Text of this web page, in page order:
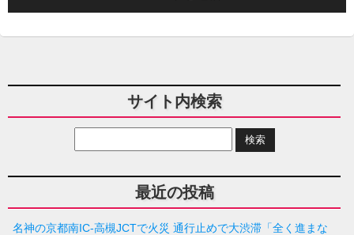
サイト内検索
最近の投稿
名神の京都南IC-高槻JCTで火災 通行止めで大渋滞「全く進まな